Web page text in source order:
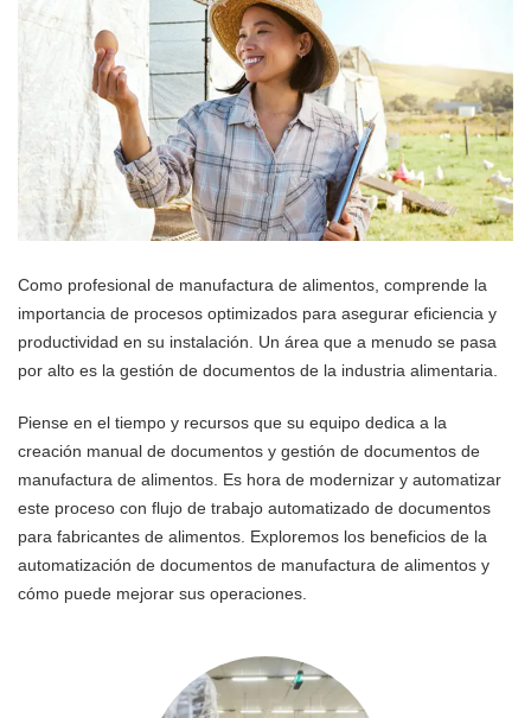
Como profesional de manufactura de alimentos, comprende la
importancia de procesos optimizados para asegurar eficiencia y
productividad en su instalación. Un área que a menudo se pasa
por alto es la gestión de documentos de la industria alimentaria.
Piense en el tiempo y recursos que su equipo dedica a la
creación manual de documentos y gestión de documentos de
manufactura de alimentos. Es hora de modernizar y automatizar
este proceso con flujo de trabajo automatizado de documentos
para fabricantes de alimentos. Exploremos los beneficios de la
automatización de documentos de manufactura de alimentos y
cómo puede mejorar sus operaciones.